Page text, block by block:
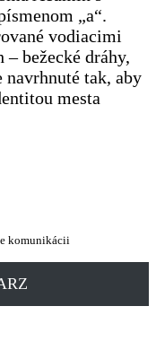
„a“.
vodiacimi
bežecké dráhy,
tak, aby
mesta
komunikácii